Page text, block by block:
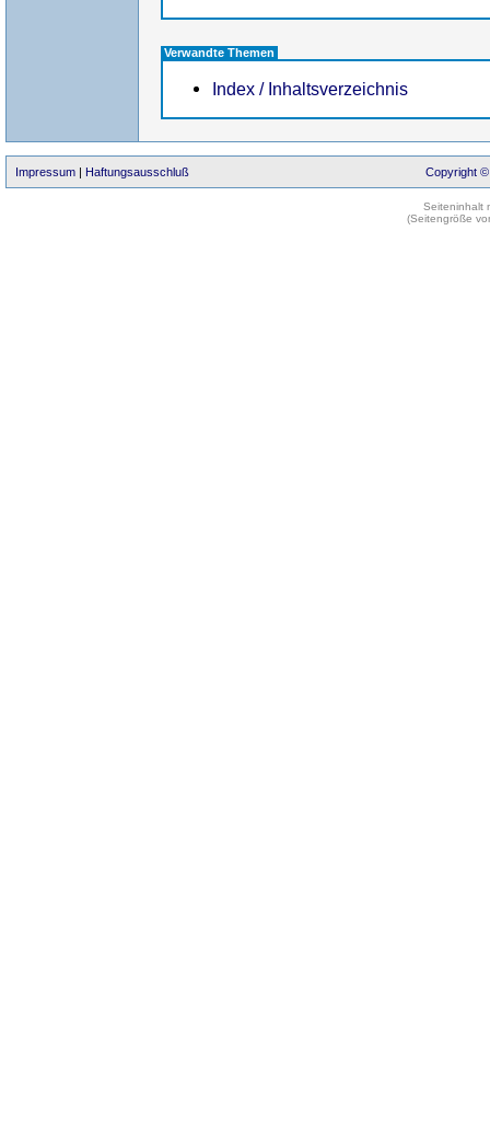
Verwandte Themen
Index / Inhaltsverzeichnis
Impressum | Haftungsausschluß Copyright ©
Seiteninhalt
(Seitengröße